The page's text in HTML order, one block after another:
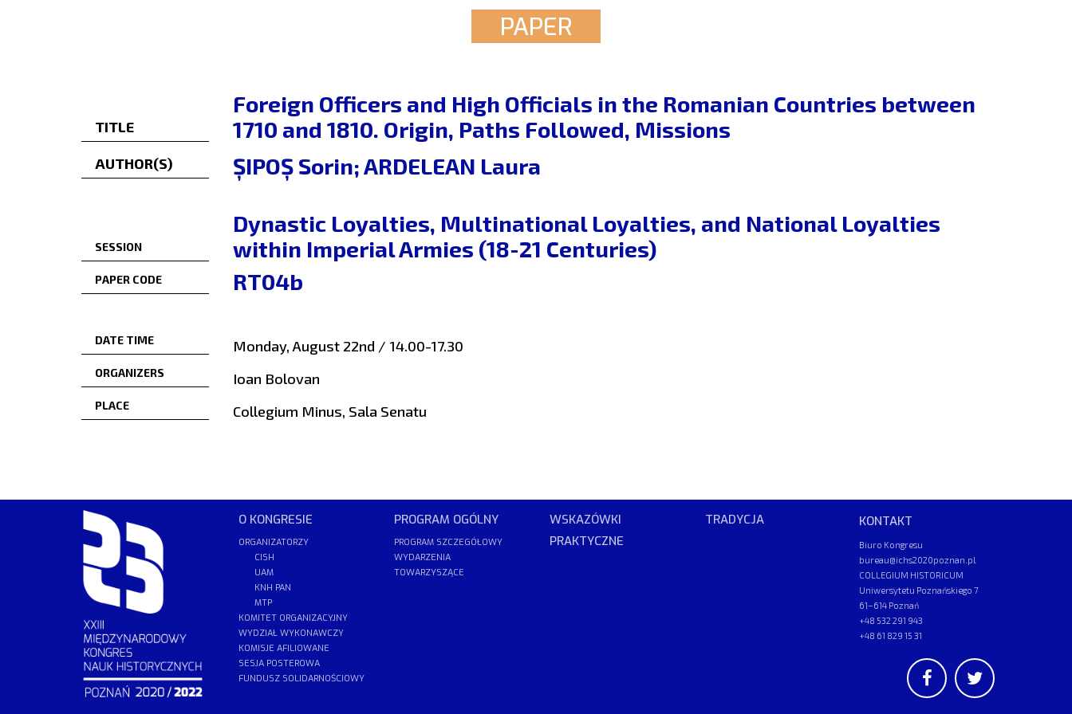
PAPER
TITLE
Foreign Officers and High Officials in the Romanian Countries between
1710 and 1810. Origin, Paths Followed, Missions
AUTHOR(S) ȘIPOȘ Sorin; ARDELEAN Laura
SESSION
Dynastic Loyalties, Multinational Loyalties, and National Loyalties
within Imperial Armies (18-21 Centuries)
PAPER CODE RT04b
DATE TIME Monday, August 22nd / 14.00-17.30
ORGANIZERS Ioan Bolovan
PLACE Collegium Minus, Sala Senatu
O KONGRESIE
ORGANIZATORZY
CISH
UAM
KNH PAN
MTP
KOMITET ORGANIZACYJNY
WYDZIAŁ WYKONAWCZY
KOMISJE AFILIOWANE
SESJA POSTEROWA
FUNDUSZ SOLIDARNOŚCIOWY
PROGRAM OGÓLNY
PROGRAM SZCZEGÓŁOWY
WYDARZENIA
TOWARZYSZĄCE
WSKAZÓWKI
PRAKTYCZNE
TRADYCJA KONTAKT
Biuro Kongresu
bureau@ichs2020poznan.pl
COLLEGIUM HISTORICUM
Uniwersytetu Poznańskiego 7
61–614 Poznań
+48 532 291 943
+48 61 829 15 31